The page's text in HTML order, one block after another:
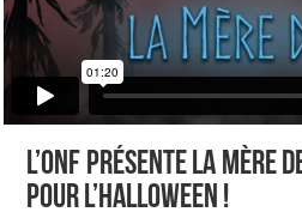
L’ONF présente La mère
pour l’Halloween !